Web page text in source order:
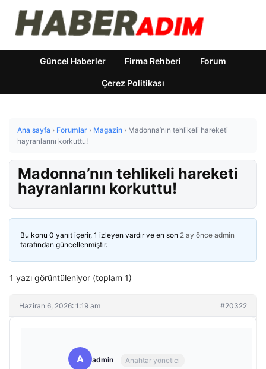
Güncel Haberler Firma Rehberi Forum
Çerez Politikası
Ana sayfa › Forumlar › Magazin › Madonna’nın tehlikeli hareketi
hayranlarını korkuttu!
Madonna’nın tehlikeli hareketi
hayranlarını korkuttu!
Bu konu 0 yanıt içerir, 1 izleyen vardır ve en son 2 ay önce admin
tarafından güncellenmiştir.
1 yazı görüntüleniyor (toplam 1)
Haziran 6, 2026: 1:19 am #20322
A admin Anahtar yönetici